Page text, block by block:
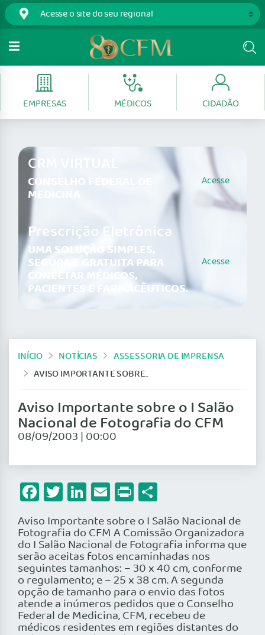
EMPRESAS MÉDICOS CIDADÃO
CRM VIRTUAL
CONSELHO FEDERAL DE
MEDICINA
Acesse
Prescrição Eletrônica
UMA SOLUÇÃO SIMPLES,
SEGURA E GRATUITA PARA
CONECTAR MÉDICOS,
PACIENTES E FARMACÊUTICOS.
Acesse
INÍCIO NOTÍCIAS
ASSESSORIA DE IMPRENSA
AVISO IMPORTANTE SOBRE O I SALÃO NACIONAL DE FOTOGRAFIA DO CFM
Aviso Importante sobre o I Salão
Nacional de Fotografia do CFM
08/09/2003 | 00:00
Facebook
Twitter
LinkedIn
Email
Print
Aviso Importante sobre o I Salão Nacional de
Fotografia do CFM A Comissão Organizadora
do I Salão Nacional de Fotografia informa que
serão aceitas fotos encaminhadas nos
seguintes tamanhos: – 30 x 40 cm, conforme
o regulamento; e – 25 x 38 cm. A segunda
opção de tamanho para o envio das fotos
atende a inúmeros pedidos que o Conselho
Federal de Medicina, CFM, recebeu de
médicos residentes em regiões distantes do